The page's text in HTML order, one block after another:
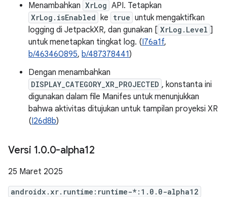
Menambahkan XrLog API. Tetapkan
XrLog.isEnabled ke true untuk mengaktifkan
logging di JetpackXR, dan gunakan [ XrLog.Level ]
untuk menetapkan tingkat log. (I76a1f,
b/463460895, b/487378441)
Dengan menambahkan
DISPLAY_CATEGORY_XR_PROJECTED , konstanta ini
digunakan dalam file Manifes untuk menunjukkan
bahwa aktivitas ditujukan untuk tampilan proyeksi XR
(I26d8b)
Versi 1.0.0-alpha12
25 Maret 2025
androidx.xr.runtime:runtime-*:1.0.0-alpha12